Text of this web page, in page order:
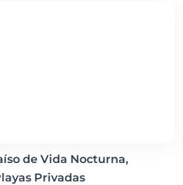
de Vida Nocturna,
Privadas